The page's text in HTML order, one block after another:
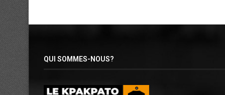
QUI SOMMES-NOUS?